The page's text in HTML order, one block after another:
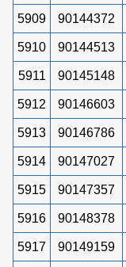
5909 90144372
5910 90144513
5911 90145148
5912 90146603
5913 90146786
5914 90147027
5915 90147357
5916 90148378
5917 90149159